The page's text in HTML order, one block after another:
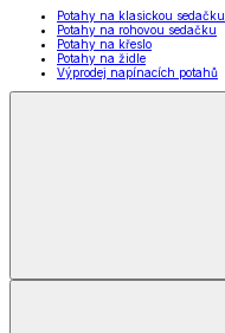
Potahy na klasickou sedačku
Potahy na rohovou sedačku
Potahy na křeslo
Potahy na židle
Výprodej napínacích potahů